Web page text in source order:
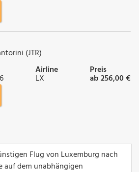
(JTR)
Airline
LX
Preis
ab 256,00 €
Flug von Luxemburg nach
auf dem unabhängigen